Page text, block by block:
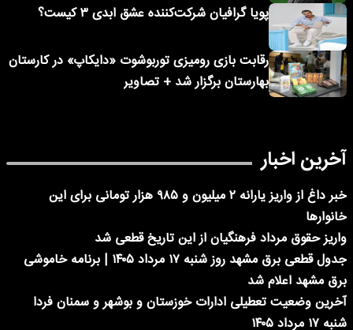
پویا گرافیان شرکت‌کننده عشق ابدی ۳ کیست؟
رقابت بازی رومیزی توربوشوت «دایکاپ» در کارستان
بهارستان برگزار شد + تصاویر
آخرین اخبار
خبر داغ از واریز یارانه ۲ میلیون و ۹۸۵ هزار تومانی برای این
خانوارها
واریز حقوق مرداد فرهنگیان از این تاریخ قطعی شد
جدول قطعی برق مشهد روز شنبه ۱۷ مرداد ۱۴۰۵ | برنامه خاموشی
برق مشهد اعلام شد
آخرین وضعیت تعطیلی ادارات خوزستان و بوشهر و سمنان فردا
شنبه ۱۷ مرداد ۱۴۰۵